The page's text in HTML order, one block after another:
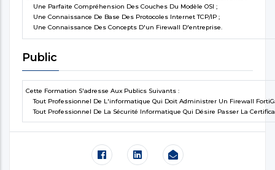
Une Parfaite Compréhension Des Couches Du Modèle OSI ;
Une Connaissance De Base Des Protocoles Internet TCP/IP ;
Une Connaissance Des Concepts D'un Firewall D'entreprise.
Public
Cette Formation S'adresse Aux Publics Suivants :
Tout Professionnel De L'informatique Qui Doit Administrer Un Firewall
Tout Professionnel De La Sécurité Informatique Qui Désire Passer La